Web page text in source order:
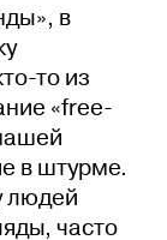
в
то из
«free-
в штурме.
людей
часто